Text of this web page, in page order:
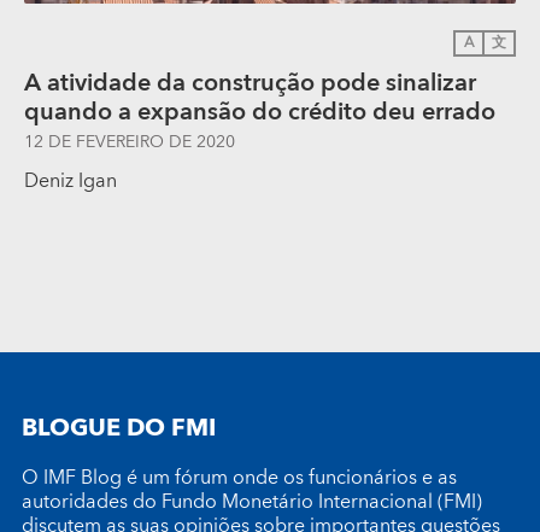
A 文
A atividade da construção pode sinalizar
quando a expansão do crédito deu errado
12 DE FEVEREIRO DE 2020
Deniz Igan
BLOGUE DO FMI
O IMF Blog é um fórum onde os funcionários e as
autoridades do Fundo Monetário Internacional (FMI)